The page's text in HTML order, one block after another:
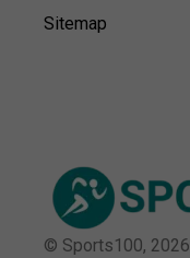
Sitemap
© Sports100, 2026